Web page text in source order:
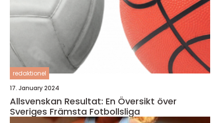
redaktionel
17. January 2024
Allsvenskan Resultat: En Översikt över
Sveriges Främsta Fotbollsliga